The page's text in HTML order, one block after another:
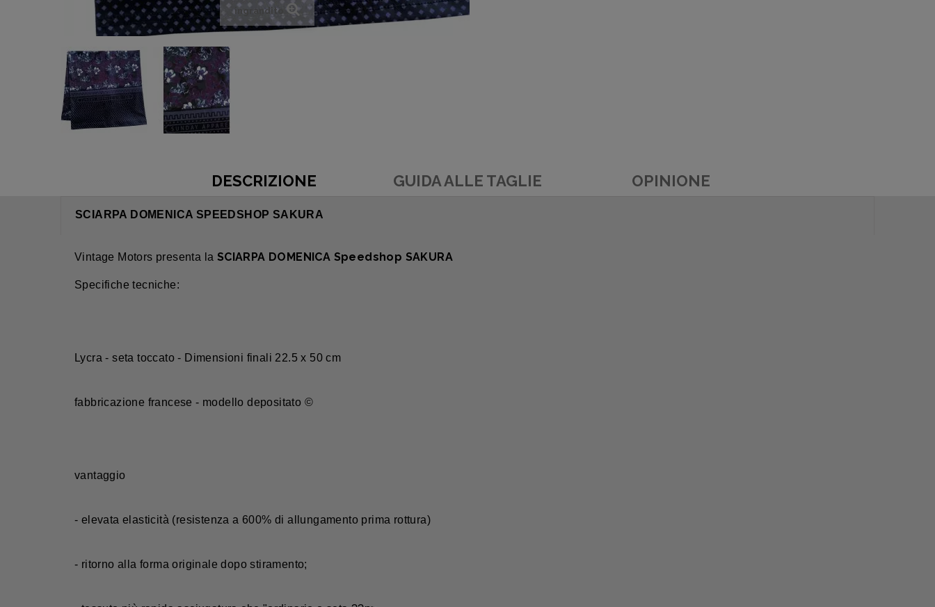
ingrandito
DESCRIZIONE GUIDA ALLE TAGLIE OPINIONE
SCIARPA DOMENICA SPEEDSHOP SAKURA
Vintage Motors presenta la SCIARPA DOMENICA Speedshop SAKURA
Specifiche tecniche:
Lycra - seta toccato - Dimensioni finali 22.5 x 50 cm
fabbricazione francese - modello depositato ©
vantaggio
- elevata elasticità (resistenza a 600% di allungamento prima rottura)
- ritorno alla forma originale dopo stiramento;